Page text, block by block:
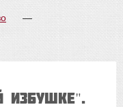
—
ИЗБУШКЕ".